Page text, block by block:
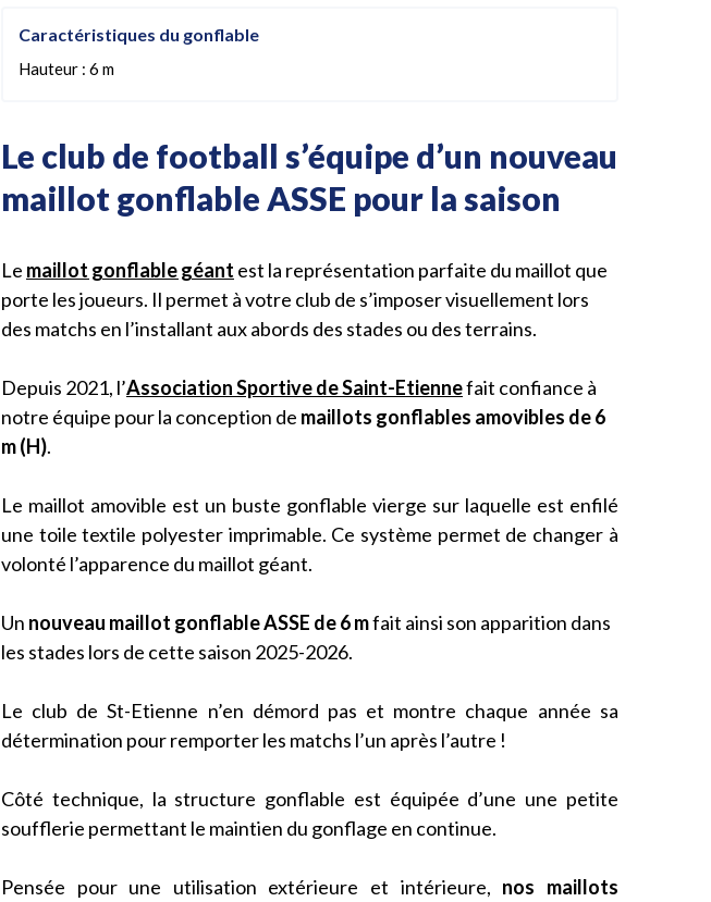
Caractéristiques du gonflable
Hauteur : 6 m
Le club de football s’équipe d’un nouveau
maillot gonflable ASSE pour la saison
Le maillot gonflable géant est la représentation parfaite du maillot que
porte les joueurs. Il permet à votre club de s’imposer visuellement lors
des matchs en l’installant aux abords des stades ou des terrains.
Depuis 2021, l’Association Sportive de Saint-Etiennefait confiance à
notre équipe pour la conception de maillots gonflables amovibles de 6
m (H).
Le maillot amovible est un buste gonflable vierge sur laquelle est enfilé
une toile textile polyester imprimable. Ce système permet de changer à
volonté l’apparence du maillot géant.
Un nouveau maillot gonflable ASSE de 6 mfait ainsi son apparition dans
les stades lors de cette saison 2025-2026.
Le club de St-Etienne n’en démord pas et montre chaque année sa
détermination pour remporter les matchs l’un après l’autre !
Côté technique, la structure gonflable est équipée d’une une petite
soufflerie permettant le maintien du gonflage en continue.
Pensée pour une utilisation extérieure et intérieure, nos maillots